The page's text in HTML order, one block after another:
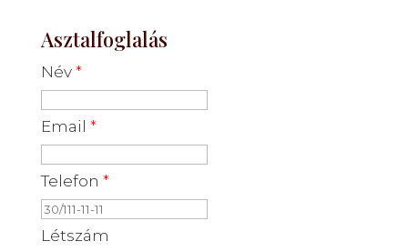
Asztalfoglalás
Név *
Email *
Telefon *
Létszám